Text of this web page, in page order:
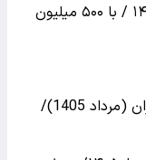
آغاز ثبت نام سایپا از امروز ۱۷ مرداد ۱۴۰۵ / با ۵۰۰ میلیون
اولین بخشنامه فروش تویوتا BZ5 در ایران (مرداد 1405)/